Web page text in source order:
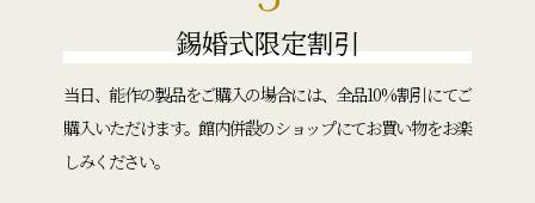
錫婚式限定割引
当日、能作の製品をご購入の場合には、全品10%割引にてご
購入いただけます。館内併設のショップにてお買い物をお楽
しみください。